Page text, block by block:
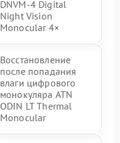
DNVM-4 Digital
Night Vision
Monocular 4×
Восстановление
после попадания
влаги цифрового
монокуляра ATN
ODIN LT Thermal
Monocular